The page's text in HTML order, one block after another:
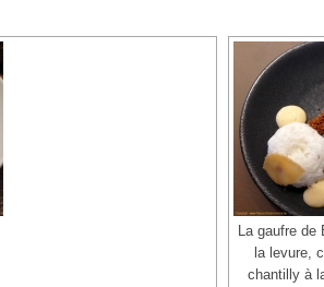
La gaufre
la levure,
chantilly à